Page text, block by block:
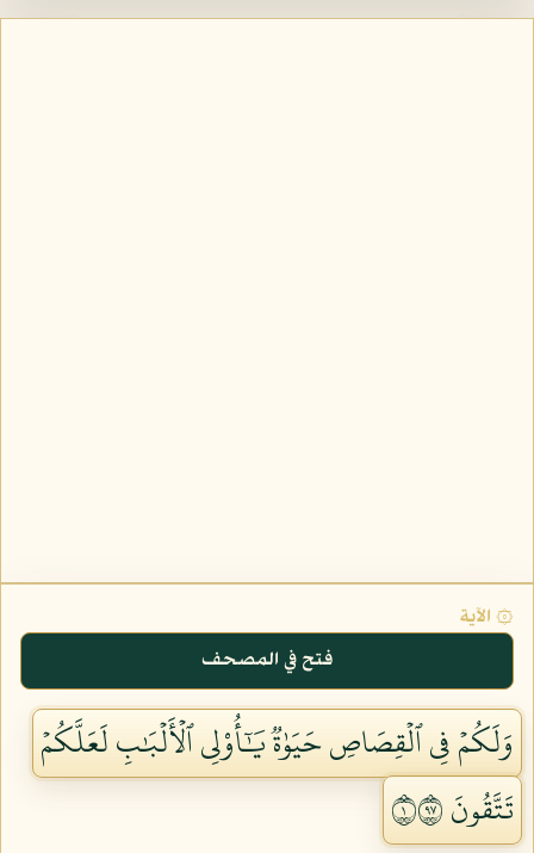
۞ الآية
فتح في المصحف
وَلَكُمۡ فِي ٱلۡقِصَاصِ حَيَوٰةٞ يَٰٓأُوْلِي ٱلۡأَلۡبَٰبِ لَعَلَّكُمۡ
تَتَّقُونَ ١٧٩